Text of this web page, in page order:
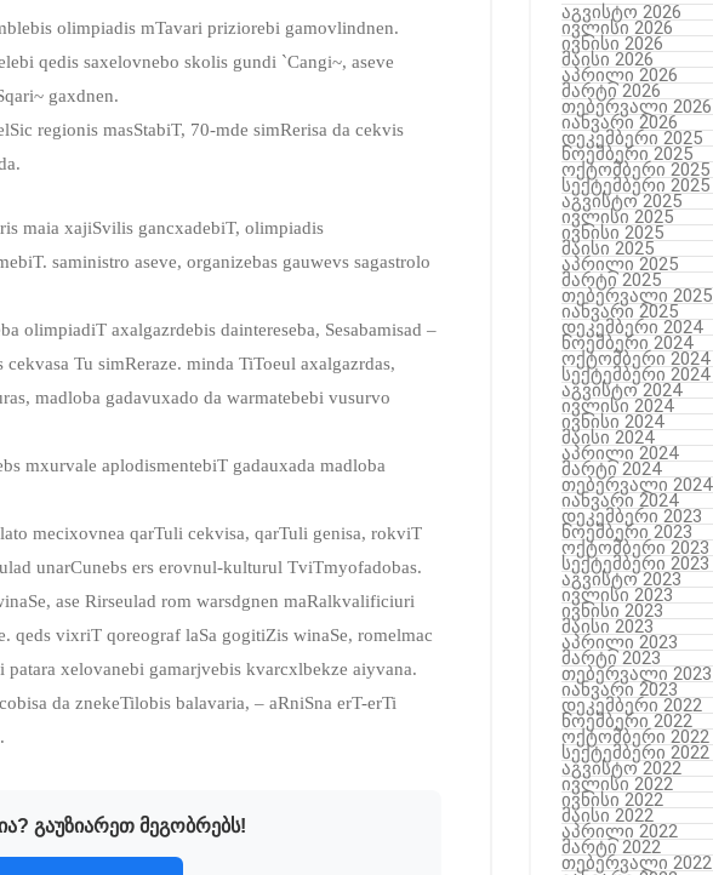
olimpiadis mTavari priziorebi gamovlindnen.
qedis saxelovnebo skolis gundi `Cangi~, aseve
gaxdnen.
regionis masStabiT, 70-mde simRerisa da cekvis
maia xajiSvilis gancxadebiT, olimpiadis
saministro aseve, organizebas gauwevs sagastrolo
olimpiadiT axalgazrdebis daintereseba, Sesabamisad –
Tu simReraze. minda TiToeul axalgazrdas,
madloba gadavuxado da warmatebebi vusurvo
mxurvale aplodismentebiT gadauxada madloba
mecixovnea qarTuli cekvisa, qarTuli genisa, rokviT
unarCunebs ers erovnul-kulturul TviTmyofadobas.
ase Rirseulad rom warsdgnen maRalkvalificiuri
qeds vixriT qoreograf laSa gogitiZis winaSe, romelmac
xelovanebi gamarjvebis kvarcxlbekze aiyvana.
da znekeTilobis balavaria, – aRniSna erT-erTi
გაუზიარეთ მეგობრებს!
აგვისტო 2026
ივლისი 2026
ივნისი 2026
მაისი 2026
აპრილი 2026
მარტი 2026
თებერვალი 2026
იანვარი 2026
დეკემბერი 2025
ნოემბერი 2025
ოქტომბერი 2025
სექტემბერი 2025
აგვისტო 2025
ივლისი 2025
ივნისი 2025
მაისი 2025
აპრილი 2025
მარტი 2025
თებერვალი 2025
იანვარი 2025
დეკემბერი 2024
ნოემბერი 2024
ოქტომბერი 2024
სექტემბერი 2024
აგვისტო 2024
ივლისი 2024
ივნისი 2024
მაისი 2024
აპრილი 2024
მარტი 2024
თებერვალი 2024
იანვარი 2024
დეკემბერი 2023
ნოემბერი 2023
ოქტომბერი 2023
სექტემბერი 2023
აგვისტო 2023
ივლისი 2023
ივნისი 2023
მაისი 2023
აპრილი 2023
მარტი 2023
თებერვალი 2023
იანვარი 2023
დეკემბერი 2022
ნოემბერი 2022
ოქტომბერი 2022
სექტემბერი 2022
აგვისტო 2022
ივლისი 2022
ივნისი 2022
მაისი 2022
აპრილი 2022
მარტი 2022
თებერვალი 2022